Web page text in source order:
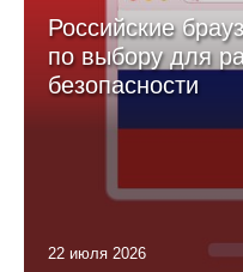
Российские
по выбору для
безопасности
22 июля 2026